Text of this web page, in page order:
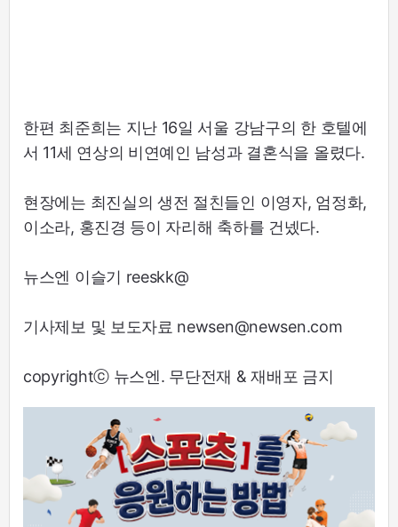
한편 최준희는 지난 16일 서울 강남구의 한 호텔에
서 11세 연상의 비연예인 남성과 결혼식을 올렸다.
현장에는 최진실의 생전 절친들인 이영자, 엄정화,
이소라, 홍진경 등이 자리해 축하를 건넸다.
뉴스엔 이슬기 reeskk@
기사제보 및 보도자료 newsen@newsen.com
copyrightⓒ 뉴스엔. 무단전재 & 재배포 금지